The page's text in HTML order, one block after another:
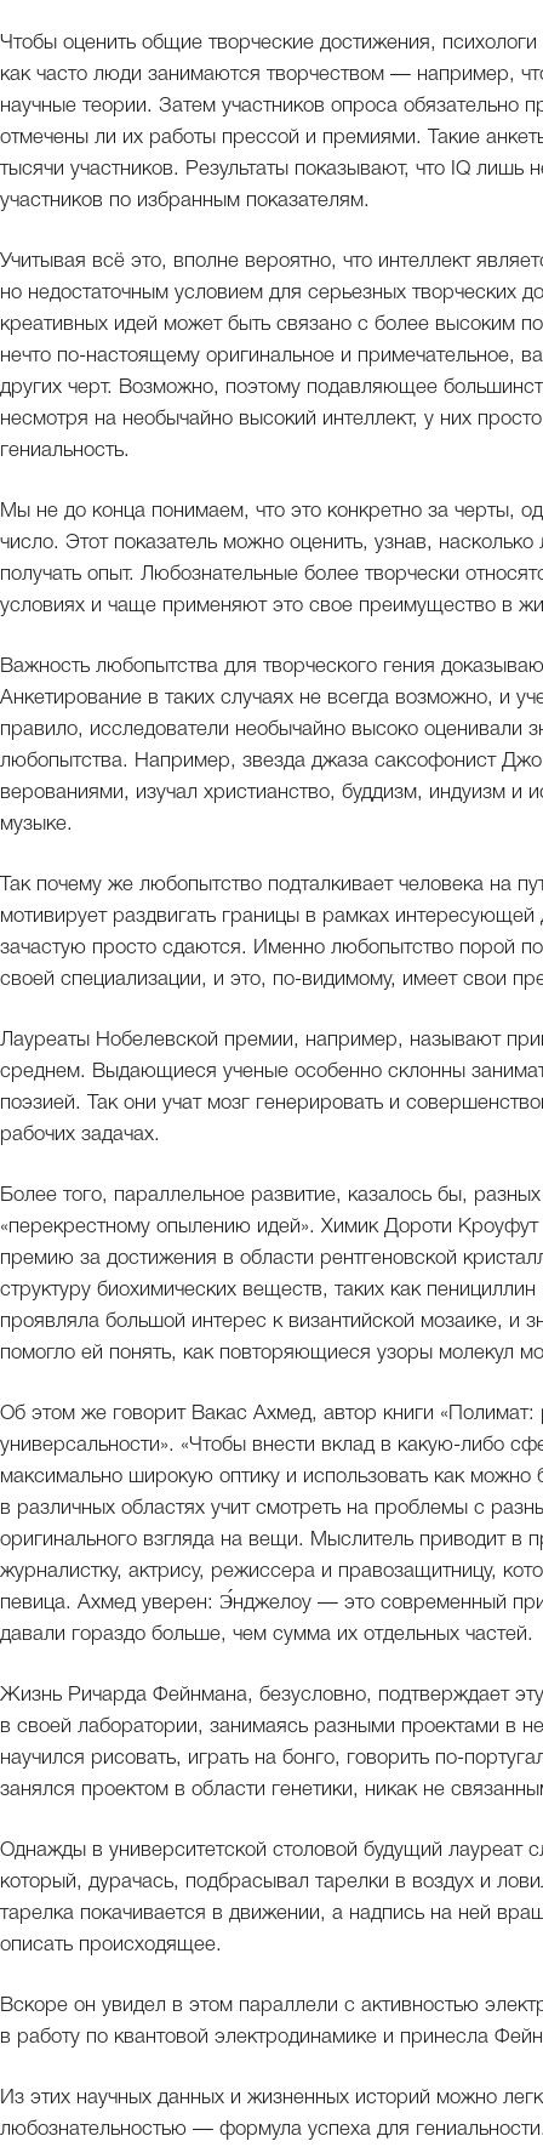
Чтобы оценить общие творческие достижения,
как часто люди занимаются творчеством — например,
научные теории. Затем участников опроса обязательно
отмечены ли их работы прессой и премиями. Такие
тысячи участников. Результаты показывают, что IQ лишь
участников по избранным показателям.
Учитывая всё это, вполне вероятно, что интеллект
но недостаточным условием для серьезных творческих
креативных идей может быть связано с более высоким
нечто по-настоящему оригинальное и примечательное,
других черт. Возможно, поэтому подавляющее
несмотря на необычайно высокий интеллект, у них
гениальность.
Мы не до конца понимаем, что это конкретно за черты,
число. Этот показатель можно оценить, узнав,
получать опыт. Любознательные более творчески
условиях и чаще применяют это свое преимущество в
Важность любопытства для творческого гения
Анкетирование в таких случаях не всегда возможно, и
правило, исследователи необычайно высоко оценивали
любопытства. Например, звезда джаза саксофонист
верованиями, изучал христианство, буддизм, индуизм и
музыке.
Так почему же любопытство подталкивает человека на
мотивирует раздвигать границы в рамках
зачастую просто сдаются. Именно любопытство порой
своей специализации, и это, по-видимому, имеет свои
Лауреаты Нобелевской премии, например, называют
среднем. Выдающиеся ученые особенно склонны
поэзией. Так они учат мозг генерировать и
рабочих задачах.
Более того, параллельное развитие, казалось бы,
«перекрестному опылению идей». Химик Дороти
премию за достижения в области рентгеновской
структуру биохимических веществ, таких как
проявляла большой интерес к византийской мозаике, и
помогло ей понять, как повторяющиеся узоры молекул
Об этом же говорит Вакас Ахмед, автор книги «Полимат:
универсальности». «Чтобы внести вклад в какую-либо
максимально широкую оптику и использовать как можно
в различных областях учит смотреть на проблемы с
оригинального взгляда на вещи. Мыслитель приводит
журналистку, актрису, режиссера и правозащитницу,
певица. Ахмед уверен: Э́нджелоу — это современный
давали гораздо больше, чем сумма их отдельных частей.
Жизнь Ричарда Фейнмана, безусловно, подтверждает
в своей лаборатории, занимаясь разными проектами в
научился рисовать, играть на бонго, говорить по-
занялся проектом в области генетики, никак не
Однажды в университетской столовой будущий лауреат
который, дурачась, подбрасывал тарелки в воздух и
тарелка покачивается в движении, а надпись на ней
описать происходящее.
Вскоре он увидел в этом параллели с активностью
в работу по квантовой электродинамике и принесла
Из этих научных данных и жизненных историй можно
любознательностью — формула успеха для